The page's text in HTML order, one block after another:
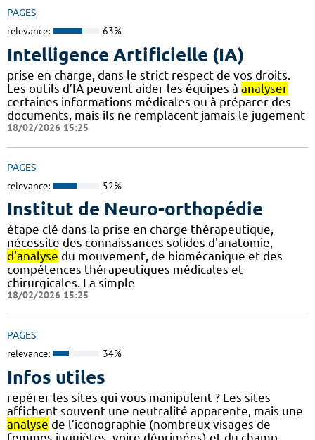
PAGES
relevance: 63%
Intelligence Artificielle (IA)
prise en charge, dans le strict respect de vos droits.
Les outils d’IA peuvent aider les équipes à analyser
certaines informations médicales ou à préparer des
documents, mais ils ne remplacent jamais le jugement
18/02/2026 15:25
PAGES
relevance: 52%
Institut de Neuro-orthopédie
étape clé dans la prise en charge thérapeutique,
nécessite des connaissances solides d'anatomie,
d'analyse du mouvement, de biomécanique et des
compétences thérapeutiques médicales et
chirurgicales. La simple
18/02/2026 15:25
PAGES
relevance: 34%
Infos utiles
repérer les sites qui vous manipulent ? Les sites
affichent souvent une neutralité apparente, mais une
analyse de l’iconographie (nombreux visages de